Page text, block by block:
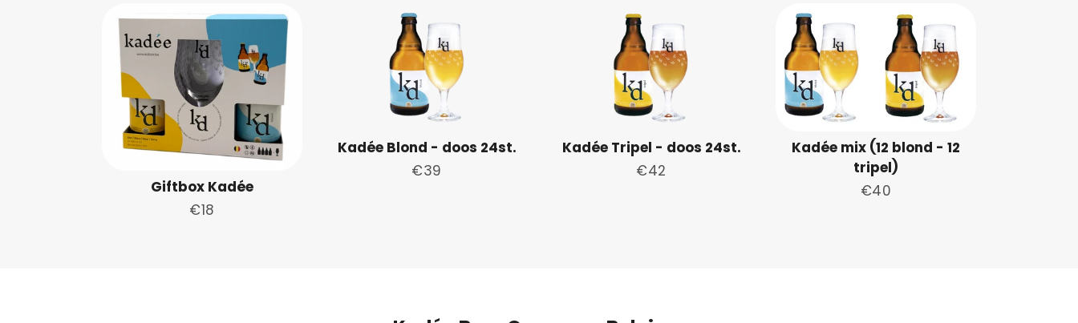
Giftbox Kadée
Normale
€18
Kadée Blond - doos 24st.
Normale
€39
Kadée Tripel - doos 24st.
Normale
€42
Kadée mix (12 blond - 12
tripel)
Normale
€40